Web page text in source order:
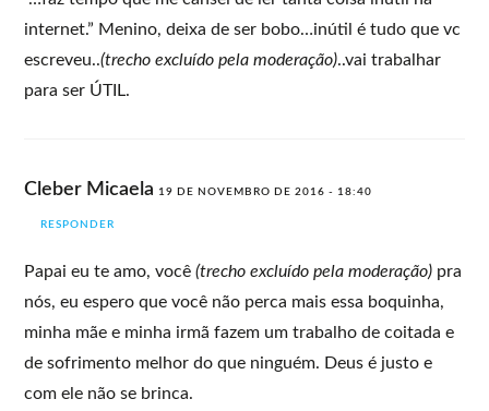
internet.” Menino, deixa de ser bobo…inútil é tudo que vc
escreveu..(trecho excluído pela moderação)..vai trabalhar
para ser ÚTIL.
Cleber Micaela 19 DE NOVEMBRO DE 2016 - 18:40
RESPONDER
Papai eu te amo, você(trecho excluído pela moderação) pra
nós, eu espero que você não perca mais essa boquinha,
minha mãe e minha irmã fazem um trabalho de coitada e
de sofrimento melhor do que ninguém. Deus é justo e
com ele não se brinca.